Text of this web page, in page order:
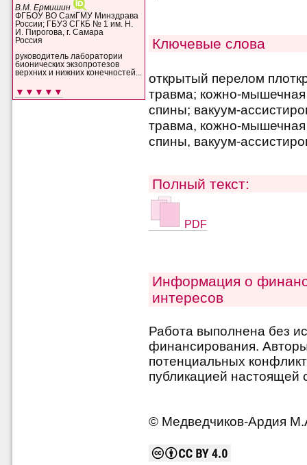
В.М. Ермишин
ФГБОУ ВО СамГМУ Минздрава
России; ГБУЗ СГКБ № 1 им. Н.
И. Пирогова, г. Самара
Россия
руководитель лаборатории
бионических экзопротезов
верхних и нижних конечностей...
▼▼▼▼▼
Ключевые слова
открытый перелом
травма; кожно-
спины; вакуум-
травма, кожно-
спины, вакуум-
Полный текст:
PDF
Информация о
интересов
Работа выполнена без
финансирования.
потенциальных
публикацией настоящей
© Медведчиков-Ардия